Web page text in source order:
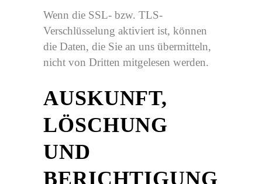
Wenn die SSL- bzw. TLS-
Verschlüsselung aktiviert ist, können
die Daten, die Sie an uns übermitteln,
nicht von Dritten mitgelesen werden.
AUSKUNFT,
LÖSCHUNG
UND
BERICHTIGUNG